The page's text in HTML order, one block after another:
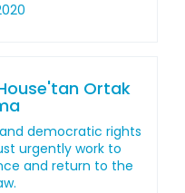
Ortak
democratic rights
urgently work to
and return to the